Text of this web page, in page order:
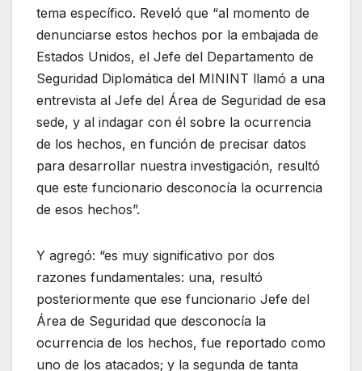
tema específico. Reveló que “al momento de
denunciarse estos hechos por la embajada de
Estados Unidos, el Jefe del Departamento de
Seguridad Diplomática del MININT llamó a una
entrevista al Jefe del Área de Seguridad de esa
sede, y al indagar con él sobre la ocurrencia
de los hechos, en función de precisar datos
para desarrollar nuestra investigación, resultó
que este funcionario desconocía la ocurrencia
de esos hechos”.
Y agregó: “es muy significativo por dos
razones fundamentales: una, resultó
posteriormente que ese funcionario Jefe del
Área de Seguridad que desconocía la
ocurrencia de los hechos, fue reportado como
uno de los atacados; y la segunda de tanta